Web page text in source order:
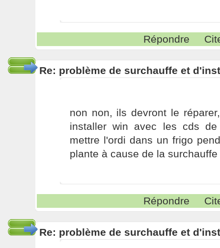
Répondre
Re: problème de surchauffe et
non non, ils devront le
installer win avec les cds
mettre l'ordi dans un frigo
plante à cause de la surchauffe
Répondre
Re: problème de surchauffe et